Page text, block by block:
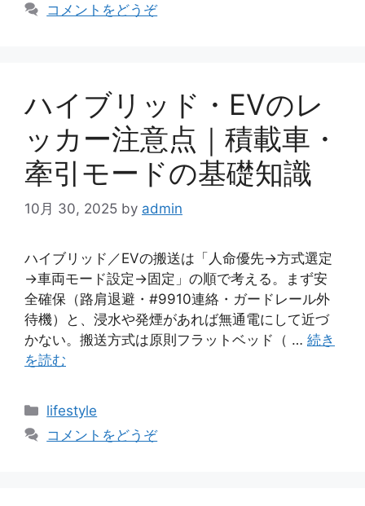
コメントをどうぞ
ハイブリッド・EVのレ
ッカー注意点｜積載車・
牽引モードの基礎知識
10月 30, 2025 by admin
ハイブリッド／EVの搬送は「人命優先→方式選定
→車両モード設定→固定」の順で考える。まず安
全確保（路肩退避・#9910連絡・ガードレール外
待機）と、浸水や発煙があれば無通電にして近づ
かない。搬送方式は原則フラットベッド（ … 続き
を読む
カ
テ
lifestyle
コメントをどうぞ